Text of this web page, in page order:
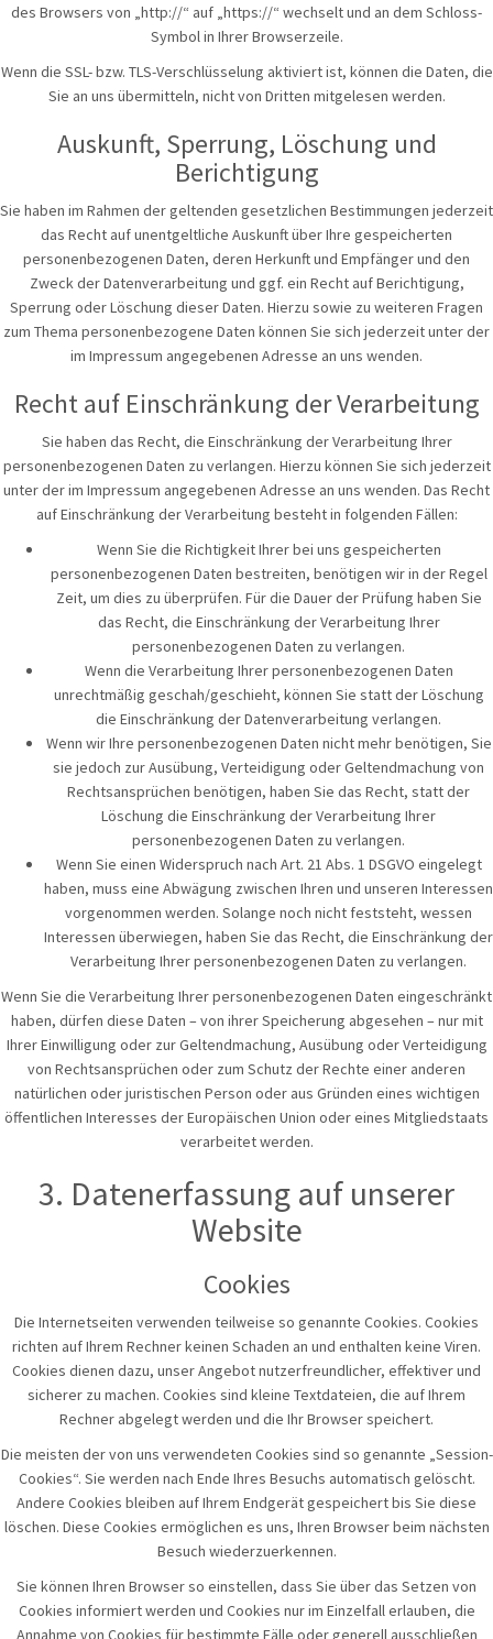
des Browsers von „http://“ auf „https://“ wechselt und an dem Schloss-
Symbol in Ihrer Browserzeile.
Wenn die SSL- bzw. TLS-Verschlüsselung aktiviert ist, können die Daten, die
Sie an uns übermitteln, nicht von Dritten mitgelesen werden.
Auskunft, Sperrung, Löschung und
Berichtigung
Sie haben im Rahmen der geltenden gesetzlichen Bestimmungen jederzeit
das Recht auf unentgeltliche Auskunft über Ihre gespeicherten
personenbezogenen Daten, deren Herkunft und Empfänger und den
Zweck der Datenverarbeitung und ggf. ein Recht auf Berichtigung,
Sperrung oder Löschung dieser Daten. Hierzu sowie zu weiteren Fragen
zum Thema personenbezogene Daten können Sie sich jederzeit unter der
im Impressum angegebenen Adresse an uns wenden.
Recht auf Einschränkung der Verarbeitung
Sie haben das Recht, die Einschränkung der Verarbeitung Ihrer
personenbezogenen Daten zu verlangen. Hierzu können Sie sich jederzeit
unter der im Impressum angegebenen Adresse an uns wenden. Das Recht
auf Einschränkung der Verarbeitung besteht in folgenden Fällen:
Wenn Sie die Richtigkeit Ihrer bei uns gespeicherten
personenbezogenen Daten bestreiten, benötigen wir in der Regel
Zeit, um dies zu überprüfen. Für die Dauer der Prüfung haben Sie
das Recht, die Einschränkung der Verarbeitung Ihrer
personenbezogenen Daten zu verlangen.
Wenn die Verarbeitung Ihrer personenbezogenen Daten
unrechtmäßig geschah/geschieht, können Sie statt der Löschung
die Einschränkung der Datenverarbeitung verlangen.
Wenn wir Ihre personenbezogenen Daten nicht mehr benötigen, Sie
sie jedoch zur Ausübung, Verteidigung oder Geltendmachung von
Rechtsansprüchen benötigen, haben Sie das Recht, statt der
Löschung die Einschränkung der Verarbeitung Ihrer
personenbezogenen Daten zu verlangen.
Wenn Sie einen Widerspruch nach Art. 21 Abs. 1 DSGVO eingelegt
haben, muss eine Abwägung zwischen Ihren und unseren Interessen
vorgenommen werden. Solange noch nicht feststeht, wessen
Interessen überwiegen, haben Sie das Recht, die Einschränkung der
Verarbeitung Ihrer personenbezogenen Daten zu verlangen.
Wenn Sie die Verarbeitung Ihrer personenbezogenen Daten eingeschränkt
haben, dürfen diese Daten – von ihrer Speicherung abgesehen – nur mit
Ihrer Einwilligung oder zur Geltendmachung, Ausübung oder Verteidigung
von Rechtsansprüchen oder zum Schutz der Rechte einer anderen
natürlichen oder juristischen Person oder aus Gründen eines wichtigen
öffentlichen Interesses der Europäischen Union oder eines Mitgliedstaats
verarbeitet werden.
3. Datenerfassung auf unserer
Website
Cookies
Die Internetseiten verwenden teilweise so genannte Cookies. Cookies
richten auf Ihrem Rechner keinen Schaden an und enthalten keine Viren.
Cookies dienen dazu, unser Angebot nutzerfreundlicher, effektiver und
sicherer zu machen. Cookies sind kleine Textdateien, die auf Ihrem
Rechner abgelegt werden und die Ihr Browser speichert.
Die meisten der von uns verwendeten Cookies sind so genannte „Session-
Cookies“. Sie werden nach Ende Ihres Besuchs automatisch gelöscht.
Andere Cookies bleiben auf Ihrem Endgerät gespeichert bis Sie diese
löschen. Diese Cookies ermöglichen es uns, Ihren Browser beim nächsten
Besuch wiederzuerkennen.
Sie können Ihren Browser so einstellen, dass Sie über das Setzen von
Cookies informiert werden und Cookies nur im Einzelfall erlauben, die
Annahme von Cookies für bestimmte Fälle oder generell ausschließen